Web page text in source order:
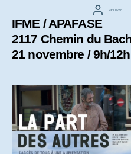
Auteur
de
Par COPdici
IFME / APAFASE
2117 Chemin du
21 novembre / 9h/12h